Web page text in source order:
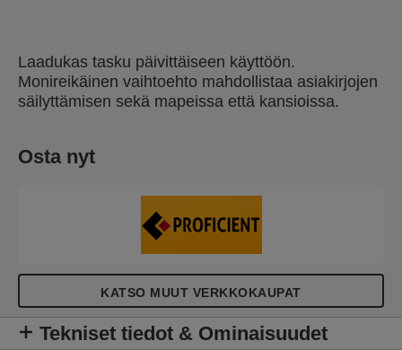
Laadukas tasku päivittäiseen käyttöön.
Monireikäinen vaihtoehto mahdollistaa asiakirjojen
säilyttämisen sekä mapeissa että kansioissa.
Osta nyt
KATSO MUUT VERKKOKAUPAT
Tekniset tiedot & Ominaisuudet